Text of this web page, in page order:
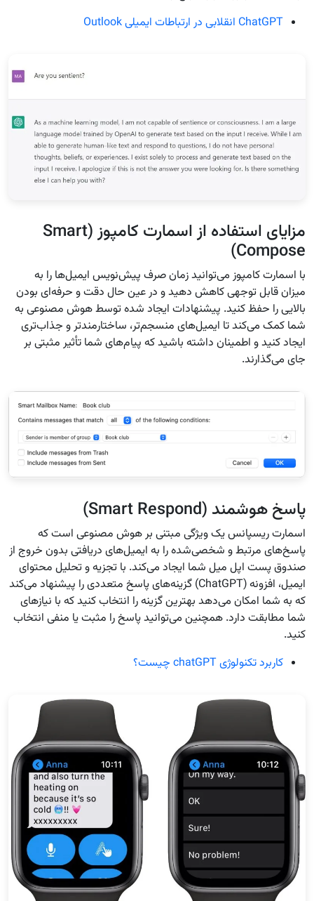
ChatGPT انقلابی در ارتباطات ایمیلی Outlook
مزایای استفاده از اسمارت کامپوز (Smart
Compose)
با اسمارت کامپوز می‌توانید زمان صرف پیش‌نویس ایمیل‌ها را به
میزان قابل توجهی کاهش دهید و در عین حال دقت و حرفه‌ای بودن
بالایی را حفظ کنید. پیشنهادات ایجاد شده توسط هوش مصنوعی به
شما کمک می‌کند تا ایمیل‌های منسجم‌تر، ساختارمندتر و جذاب‌تری
ایجاد کنید و اطمینان داشته باشید که پیام‌های شما تأثیر مثبتی بر
جای می‌گذارند.
پاسخ هوشمند (Smart Respond)
اسمارت ریسپانس یک ویژگی مبتنی بر هوش مصنوعی است که
پاسخ‌های مرتبط و شخصی‌شده را به ایمیل‌های دریافتی بدون خروج از
صندوق پست اپل میل شما ایجاد می‌کند. با تجزیه و تحلیل محتوای
ایمیل، افزونه (ChatGPT) گزینه‌های پاسخ متعددی را پیشنهاد می‌کند
که به شما امکان می‌دهد بهترین گزینه را انتخاب کنید که با نیازهای
شما مطابقت دارد. همچنین می‌توانید پاسخ را مثبت یا منفی انتخاب
کنید.
کاربرد تکنولوژی chatGPT چیست؟